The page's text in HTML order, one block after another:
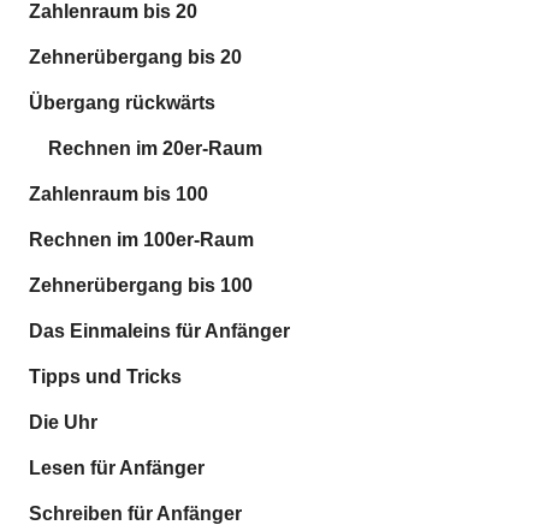
Zahlenraum bis 20
Zehnerübergang bis 20
Übergang rückwärts
Rechnen im 20er-Raum
Zahlenraum bis 100
Rechnen im 100er-Raum
Zehnerübergang bis 100
Das Einmaleins für Anfänger
Tipps und Tricks
Die Uhr
Lesen für Anfänger
Schreiben für Anfänger